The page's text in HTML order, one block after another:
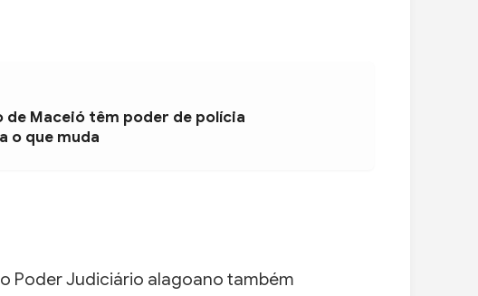
Maceió têm poder de polícia
o que muda
Poder Judiciário alagoano também